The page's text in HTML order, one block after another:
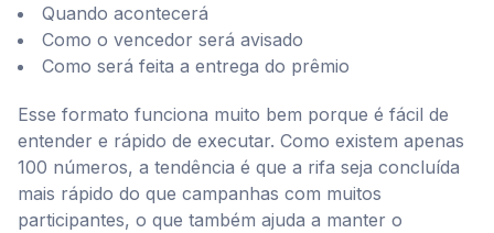
Quando acontecerá
Como o vencedor será avisado
Como será feita a entrega do prêmio
Esse formato funciona muito bem porque é fácil de
entender e rápido de executar. Como existem apenas
100 números, a tendência é que a rifa seja concluída
mais rápido do que campanhas com muitos
participantes, o que também ajuda a manter o